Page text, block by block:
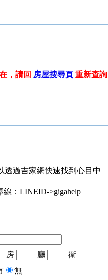
，請回 房屋搜尋頁 重新查詢
透過吉家網快速找到心目中
： LINEID->gigahelp